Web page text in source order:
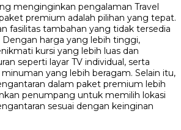
menginginkan pengalaman Travel
premium adalah pilihan yang tepat.
fasilitas tambahan yang tidak tersedia
harga yang lebih tinggi,
kursi yang lebih luas dan
seperti layar TV individual, serta
yang lebih beragam. Selain itu,
dalam paket premium lebih
penumpang untuk memilih lokasi
sesuai dengan keinginan